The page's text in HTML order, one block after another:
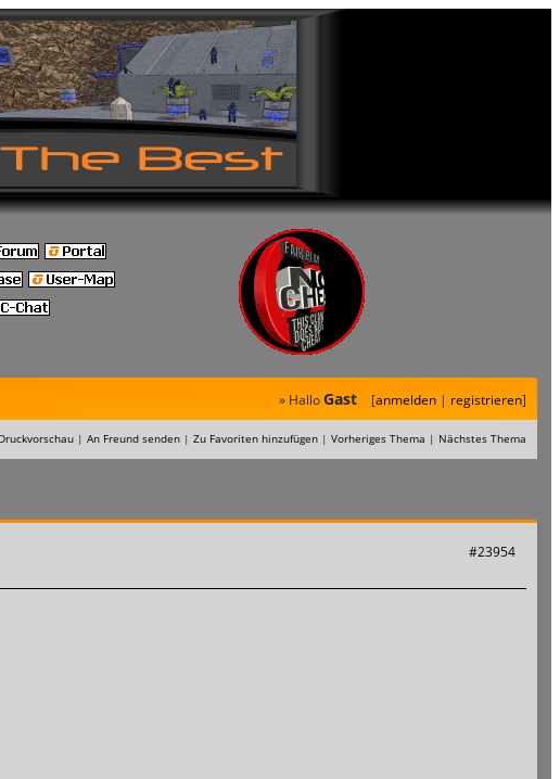
» HalloGast [anmelden| registrieren]
Druckvorschau| An Freund senden| Zu Favoriten hinzufügen| Vorheriges Thema | Nächstes Thema
#23954